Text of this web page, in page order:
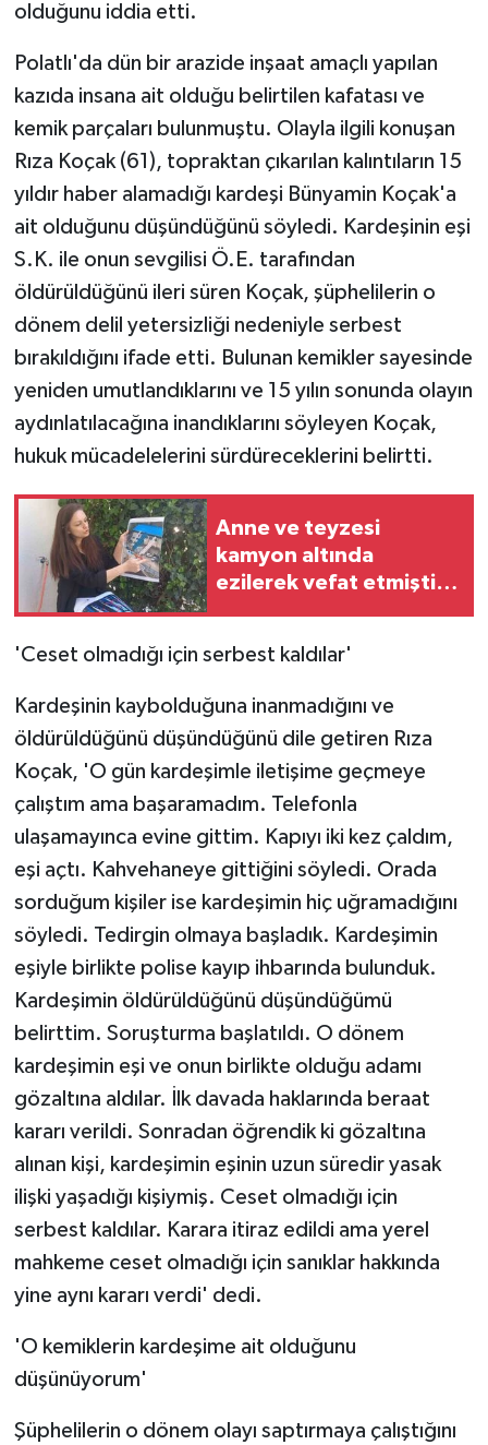
olduğunu iddia etti.
Polatlı'da dün bir arazide inşaat amaçlı yapılan
kazıda insana ait olduğu belirtilen kafatası ve
kemik parçaları bulunmuştu. Olayla ilgili konuşan
Rıza Koçak (61), topraktan çıkarılan kalıntıların 15
yıldır haber alamadığı kardeşi Bünyamin Koçak'a
ait olduğunu düşündüğünü söyledi. Kardeşinin eşi
S.K. ile onun sevgilisi Ö.E. tarafından
öldürüldüğünü ileri süren Koçak, şüphelilerin o
dönem delil yetersizliği nedeniyle serbest
bırakıldığını ifade etti. Bulunan kemikler sayesinde
yeniden umutlandıklarını ve 15 yılın sonunda olayın
aydınlatılacağına inandıklarını söyleyen Koçak,
hukuk mücadelelerini sürdüreceklerini belirtti.
Anne ve teyzesi
kamyon altında
ezilerek vefat etmişti,
sonrası ikinci şoku
'Ceset olmadığı için serbest kaldılar'
Kardeşinin kaybolduğuna inanmadığını ve
öldürüldüğünü düşündüğünü dile getiren Rıza
Koçak, 'O gün kardeşimle iletişime geçmeye
çalıştım ama başaramadım. Telefonla
ulaşamayınca evine gittim. Kapıyı iki kez çaldım,
eşi açtı. Kahvehaneye gittiğini söyledi. Orada
sorduğum kişiler ise kardeşimin hiç uğramadığını
söyledi. Tedirgin olmaya başladık. Kardeşimin
eşiyle birlikte polise kayıp ihbarında bulunduk.
Kardeşimin öldürüldüğünü düşündüğümü
belirttim. Soruşturma başlatıldı. O dönem
kardeşimin eşi ve onun birlikte olduğu adamı
gözaltına aldılar. İlk davada haklarında beraat
kararı verildi. Sonradan öğrendik ki gözaltına
alınan kişi, kardeşimin eşinin uzun süredir yasak
ilişki yaşadığı kişiymiş. Ceset olmadığı için
serbest kaldılar. Karara itiraz edildi ama yerel
mahkeme ceset olmadığı için sanıklar hakkında
yine aynı kararı verdi' dedi.
'O kemiklerin kardeşime ait olduğunu
düşünüyorum'
Şüphelilerin o dönem olayı saptırmaya çalıştığını